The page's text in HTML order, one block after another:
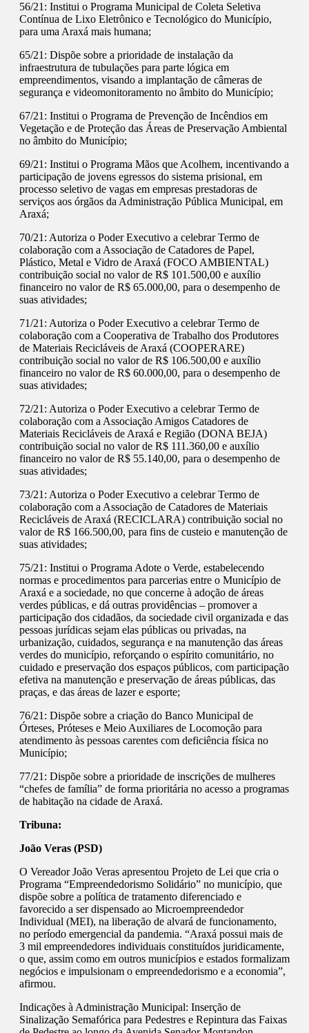
56/21: Institui o Programa Municipal de Coleta Seletiva
Contínua de Lixo Eletrônico e Tecnológico do Município,
para uma Araxá mais humana;
65/21: Dispõe sobre a prioridade de instalação da
infraestrutura de tubulações para parte lógica em
empreendimentos, visando a implantação de câmeras de
segurança e videomonitoramento no âmbito do Município;
67/21: Institui o Programa de Prevenção de Incêndios em
Vegetação e de Proteção das Áreas de Preservação Ambiental
no âmbito do Município;
69/21: Institui o Programa Mãos que Acolhem, incentivando a
participação de jovens egressos do sistema prisional, em
processo seletivo de vagas em empresas prestadoras de
serviços aos órgãos da Administração Pública Municipal, em
Araxá;
70/21: Autoriza o Poder Executivo a celebrar Termo de
colaboração com a Associação de Catadores de Papel,
Plástico, Metal e Vidro de Araxá (FOCO AMBIENTAL)
contribuição social no valor de R$ 101.500,00 e auxílio
financeiro no valor de R$ 65.000,00, para o desempenho de
suas atividades;
71/21: Autoriza o Poder Executivo a celebrar Termo de
colaboração com a Cooperativa de Trabalho dos Produtores
de Materiais Recicláveis de Araxá (COOPERARE)
contribuição social no valor de R$ 106.500,00 e auxílio
financeiro no valor de R$ 60.000,00, para o desempenho de
suas atividades;
72/21: Autoriza o Poder Executivo a celebrar Termo de
colaboração com a Associação Amigos Catadores de
Materiais Recicláveis de Araxá e Região (DONA BEJA)
contribuição social no valor de R$ 111.360,00 e auxílio
financeiro no valor de R$ 55.140,00, para o desempenho de
suas atividades;
73/21: Autoriza o Poder Executivo a celebrar Termo de
colaboração com a Associação de Catadores de Materiais
Recicláveis de Araxá (RECICLARA) contribuição social no
valor de R$ 166.500,00, para fins de custeio e manutenção de
suas atividades;
75/21: Institui o Programa Adote o Verde, estabelecendo
normas e procedimentos para parcerias entre o Município de
Araxá e a sociedade, no que concerne à adoção de áreas
verdes públicas, e dá outras providências – promover a
participação dos cidadãos, da sociedade civil organizada e das
pessoas jurídicas sejam elas públicas ou privadas, na
urbanização, cuidados, segurança e na manutenção das áreas
verdes do município, reforçando o espírito comunitário, no
cuidado e preservação dos espaços públicos, com participação
efetiva na manutenção e preservação de áreas públicas, das
praças, e das áreas de lazer e esporte;
76/21: Dispõe sobre a criação do Banco Municipal de
Órteses, Próteses e Meio Auxiliares de Locomoção para
atendimento às pessoas carentes com deficiência física no
Município;
77/21: Dispõe sobre a prioridade de inscrições de mulheres
“chefes de família” de forma prioritária no acesso a programas
de habitação na cidade de Araxá.
Tribuna:
João Veras (PSD)
O Vereador João Veras apresentou Projeto de Lei que cria o
Programa “Empreendedorismo Solidário” no município, que
dispõe sobre a política de tratamento diferenciado e
favorecido a ser dispensado ao Microempreendedor
Individual (MEI), na liberação de alvará de funcionamento,
no período emergencial da pandemia. “Araxá possui mais de
3 mil empreendedores individuais constituídos juridicamente,
o que, assim como em outros municípios e estados formalizam
negócios e impulsionam o empreendedorismo e a economia”,
afirmou.
Indicações à Administração Municipal: Inserção de
Sinalização Semafórica para Pedestres e Repintura das Faixas